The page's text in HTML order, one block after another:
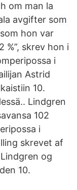
om man la
avgifter som
hon var
%”, skrev hon i
i
Astrid
10.
Lindgren
102
i
skrevet af
og
10.